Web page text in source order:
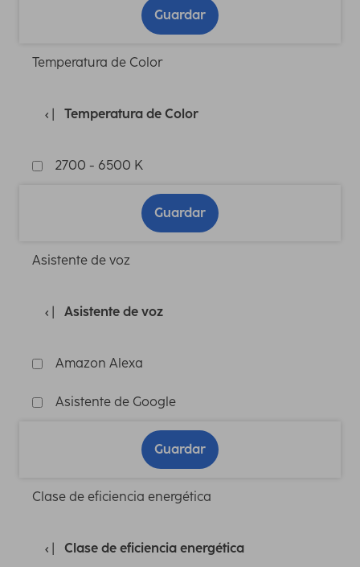
Guardar
Temperatura de Color
Temperatura de Color
2700 - 6500 K
Guardar
Asistente de voz
Asistente de voz
Amazon Alexa
Asistente de Google
Guardar
Clase de eficiencia energética
Clase de eficiencia energética